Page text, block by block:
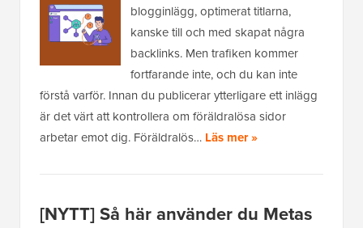
blogginlägg, optimerat titlarna,
kanske till och med skapat några
backlinks. Men trafiken kommer
fortfarande inte, och du kan inte
förstå varför. Innan du publicerar ytterligare ett inlägg
är det värt att kontrollera om föräldralösa sidor
arbetar emot dig. Föräldralös… Läs mer »
[NYTT] Så här använder du Metas